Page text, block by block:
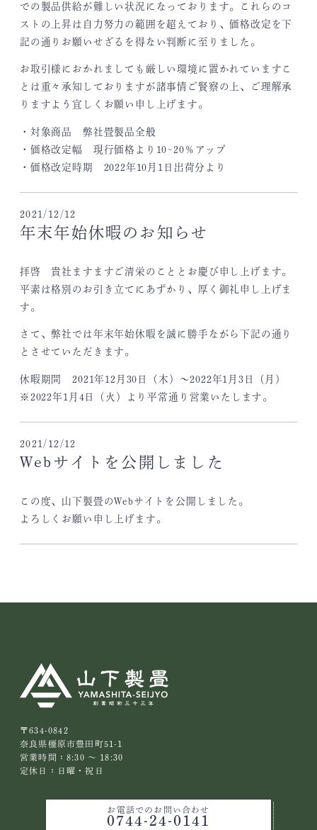
での製品供給が難しい状況になっております。これらのコ
ストの上昇は自力努力の範囲を超えており、価格改定を下
記の通りお願いせざるを得ない判断に至りました。
お取引様におかれましても厳しい環境に置かれていますこ
とは重々承知しておりますが諸事情ご賢察の上、ご理解承
りますよう宜しくお願い申し上げます。
・対象商品 弊社畳製品全般
・価格改定幅 現行価格より10~20％アップ
・価格改定時期 2022年10月1日出荷分より
2021/12/12
年末年始休暇のお知らせ
拝啓 貴社ますますご清栄のこととお慶び申し上げます。
平素は格別のお引き立てにあずかり、厚く御礼申し上げま
す。
さて、弊社では年末年始休暇を誠に勝手ながら下記の通り
とさせていただきます。
休暇期間 2021年12月30日（木）～2022年1月3日（月）
※2022年1月4日（火）より平常通り営業いたします。
2021/12/12
Webサイトを公開しました
この度、山下製畳のWebサイトを公開しました。
よろしくお願い申し上げます。
〒634-0842
奈良県橿原市豊田町51-1
営業時間：8:30 ～ 18:30
定休日：日曜・祝日
お電話でのお問い合わせ
0744-24-0141